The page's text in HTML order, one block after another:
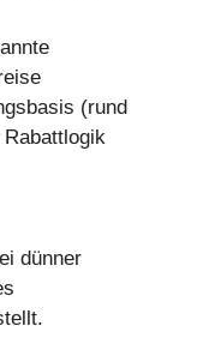
(rund
dünner